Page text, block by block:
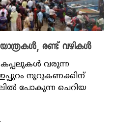
രണ്ട് വഴികൾ
കപ്പലുകൾ വരുന്ന
നൂറുകണക്കിന്
പോകുന്ന ചെറിയ